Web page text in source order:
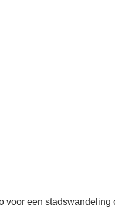
voor een stadswandeling